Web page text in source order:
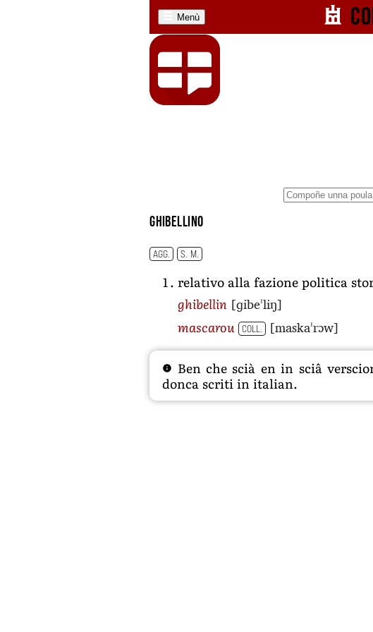
Menù
ghibellino
AGG. S. M.
relativo alla fazione politica
ghibellin [ɡibeˈliŋ]
mascarou COLL. [maskaˈrɔw]
Ben che scià en in sciâ
donca scriti in italian.